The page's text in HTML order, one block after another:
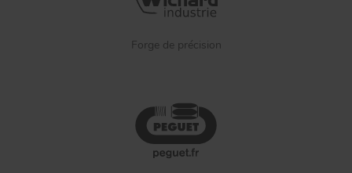
Forge de précision